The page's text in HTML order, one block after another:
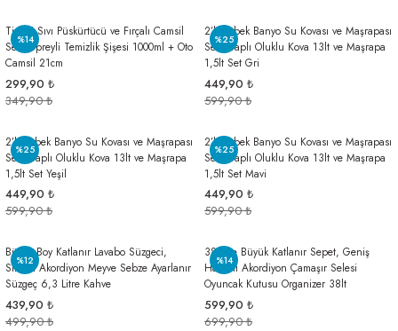
%14
Tigerli Sıvı Püskürtücü ve Fırçalı Camsil
Seti, Spreyli Temizlik Şişesi 1000ml + Oto
Camsil 21cm
299,90 ₺
349,90 ₺
%25
2’li Bebek Banyo Su Kovası ve Maşrapası
Seti, Saplı Oluklu Kova 13lt ve Maşrapa
1,5lt Set Gri
449,90 ₺
599,90 ₺
%25
2’li Bebek Banyo Su Kovası ve Maşrapası
Seti, Saplı Oluklu Kova 13lt ve Maşrapa
1,5lt Set Yeşil
449,90 ₺
599,90 ₺
%25
2’li Bebek Banyo Su Kovası ve Maşrapası
Seti, Saplı Oluklu Kova 13lt ve Maşrapa
1,5lt Set Mavi
449,90 ₺
599,90 ₺
%12
Büyük Boy Katlanır Lavabo Süzgeci,
Silikon Akordiyon Meyve Sebze Ayarlanır
Süzgeç 6,3 Litre Kahve
439,90 ₺
499,90 ₺
%14
38 litre Büyük Katlanır Sepet, Geniş
Hacimli Akordiyon Çamaşır Selesi
Oyuncak Kutusu Organizer 38lt
599,90 ₺
699,90 ₺